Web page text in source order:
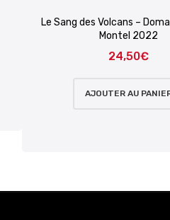
Le Sang des Volcans –
Montel 2022
24,50€
AJOUTER AU